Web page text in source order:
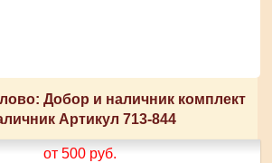
Добор и наличник комплект
Артикул 713-844
от 500 руб.